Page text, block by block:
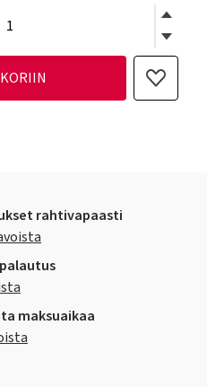
rahtivapaasti
maksuaikaa